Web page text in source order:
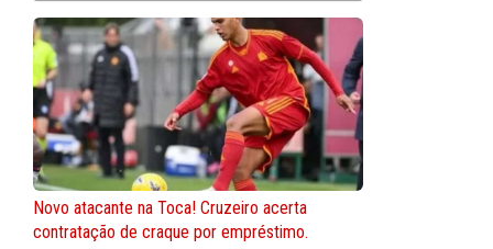
Novo atacante na Toca! Cruzeiro acerta
contratação de craque por empréstimo.